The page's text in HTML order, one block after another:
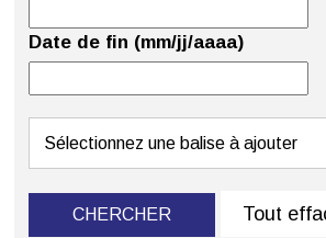
Date de fin (mm/jj/aaaa)
CHERCHER Tout